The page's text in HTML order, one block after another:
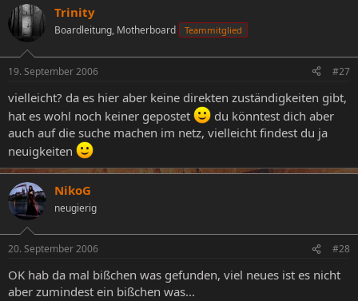
Trinity
Boardleitung, Motherboard Teammitglied
19. September 2006 #27
vielleicht? da es hier aber keine direkten zuständigkeiten gibt,
hat es wohl noch keiner gepostet
du könntest dich aber
auch auf die suche machen im netz, vielleicht findest du ja
neuigkeiten
NikoG
neugierig
20. September 2006 #28
OK hab da mal bißchen was gefunden, viel neues ist es nicht
aber zumindest ein bißchen was...